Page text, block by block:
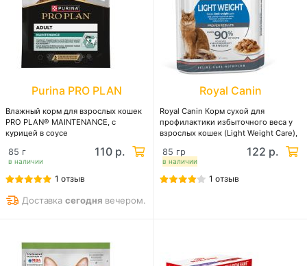
Purina PRO PLAN
Влажный корм для взрослых кошек
PRO PLAN® MAINTENANCE, с
курицей в соусе
в наличии
85 г 110 р.
1 отзыв
Доставкасегодня вечером.
Royal Canin
Royal Canin Корм сухой для
профилактики избыточного веса у
взрослых кошек (Light Weight Care),
в наличии
85 гр 122 р.
1 отзыв